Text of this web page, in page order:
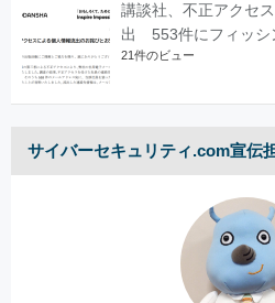
講談社、不正アクセ
出 553件にフィッシ
21件のビュー
サイバーセキュリティ.com宣伝